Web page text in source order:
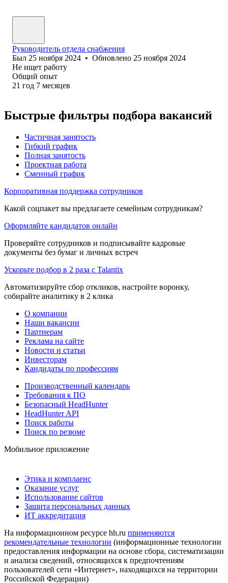
Руководитель отдела снабжения
Был 25 ноября 2024 • Обновлено 25 ноября 2024
Не ищет работу
Общий опыт
21 год 7 месяцев
Быстрые фильтры подбора вакансий
Частичная занятость
Гибкий график
Полная занятость
Проектная работа
Сменный график
Корпоративная поддержка сотрудников
Какой соцпакет вы предлагаете семейным сотрудникам?
Оформляйте кандидатов онлайн
Проверяйте сотрудников и подписывайте кадровые
документы без бумаг и личных встреч
Ускорьте подбор в 2 раза с Talantix
Автоматизируйте сбор откликов, настройте воронку,
собирайте аналитику в 2 клика
О компании
Наши вакансии
Партнерам
Реклама на сайте
Новости и статьи
Инвесторам
Кандидаты по профессиям
Производственный календарь
Требования к ПО
Безопасный HeadHunter
HeadHunter API
Поиск работы
Поиск по резюме
Мобильное приложение
Этика и комплаенс
Оказание услуг
Использование сайтов
Защита персональных данных
ИТ аккредитация
На информационном ресурсе hh.ru применяются
рекомендательные технологии (информационные технологии
предоставления информации на основе сбора, систематизации
и анализа сведений, относящихся к предпочтениям
пользователей сети «Интернет», находящихся на территории
Российской Федерации)